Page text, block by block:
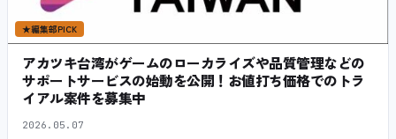
★編集部PICK
アカツキ台湾がゲームのローカライズや品質管理などの
サポートサービスの始動を公開！お値打ち価格でのトラ
イアル案件を募集中
2026.05.07